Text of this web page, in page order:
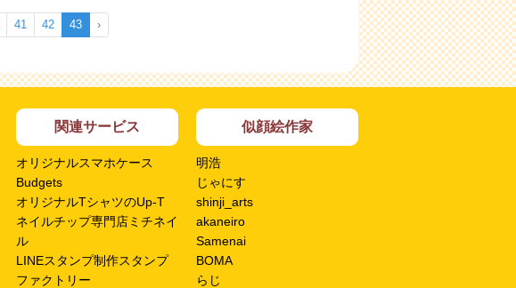
41 42 43 ›
関連サービス
オリジナルスマホケース
Budgets
オリジナルTシャツのUp-T
ネイルチップ専門店ミチネイ
ル
LINEスタンプ制作スタンプ
ファクトリー
似顔絵作家
明浩
じゃにす
shinji_arts
akaneiro
Samenai
BOMA
らじ